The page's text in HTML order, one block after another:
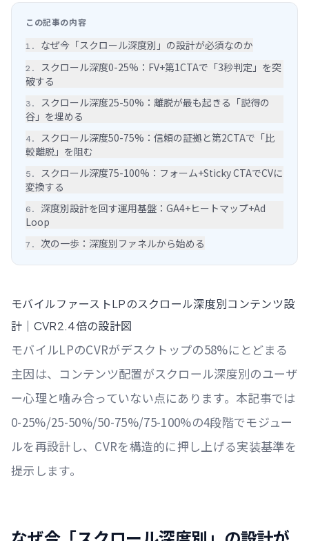
この記事の内容
1. なぜ今「スクロール深度別」の設計が必須なのか
2 .
スクロール深度0-25%：FV+第1CTAで「3秒判定」を突
破する
3.
スクロール深度25-50%：離脱が最も起きる「説得の
谷」を埋める
4.
スクロール深度50-75%：信頼の証拠と第2CTAで「比
較離脱」を阻む
5.
スクロール深度75-100%：フォーム+Sticky CTAでCVに
変換する
6.
深度別設計を回す運用基盤：GA4+ヒートマップ+Ad
Loop
7 . 次の一歩：深度別ファネルから始める
モバイルファーストLPのスクロール深度別コンテンツ設
計｜CVR2.4倍の設計図
モバイルLPのCVRがデスクトップの58%にとどまる
主因は、コンテンツ配置がスクロール深度別のユーザ
ー心理と噛み合っていない点にあります。本記事では
0-25%/25-50%/50-75%/75-100%の4段階でモジュー
ルを再設計し、CVRを構造的に押し上げる実装基準を
提示します。